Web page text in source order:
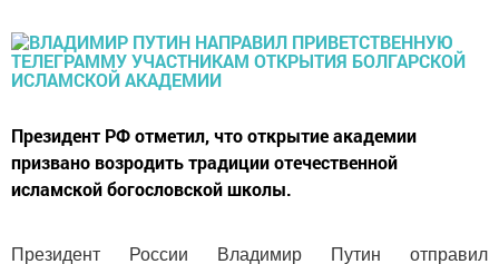
Президент РФ отметил, что открытие академии
призвано возродить традиции отечественной
исламской богословской школы.
Президент России Владимир Путин отправил